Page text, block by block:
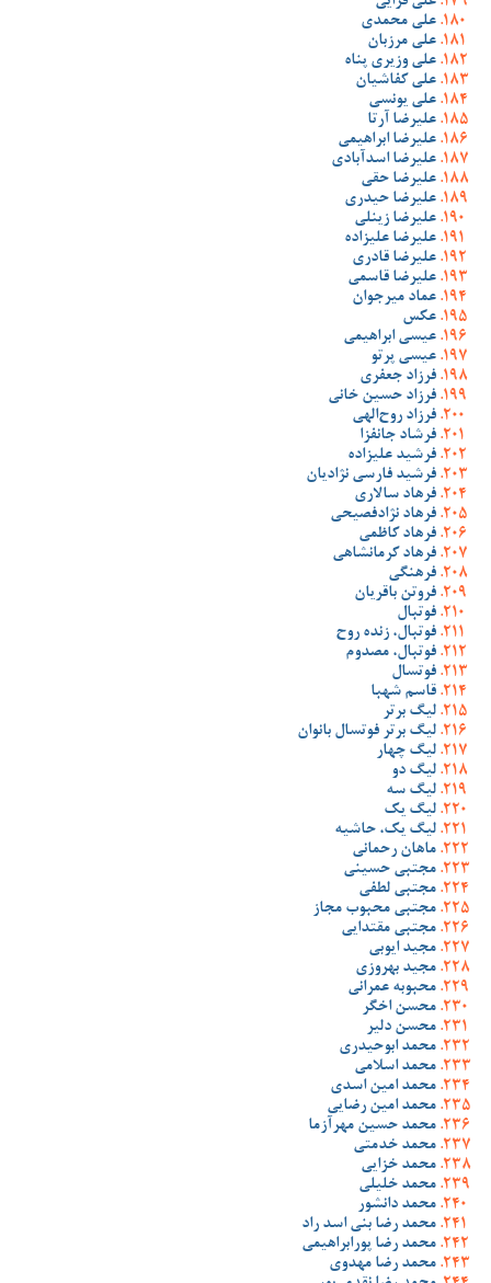
علی محمدی
علی مرزبان
علی وزیری پناه
علی کفاشیان
علی یونسی
علیرضا آرتا
علیرضا ابراهیمی
علیرضا اسدآبادی
علیرضا حقی
علیرضا حیدری
علیرضا زینلی
علیرضا علیزاده
علیرضا قادری
علیرضا قاسمی
عماد میرجوان
عکس
عیسی ابراهیمی
عیسی پرتو
فرزاد جعفری
فرزاد حسین خانی
فرزاد روح‌الهی
فرشاد جانفزا
فرشید علیزاده
فرشید فارسی نژادیان
فرهاد سالاری
فرهاد نژادفصیحی
فرهاد کاظمی
فرهاد کرمانشاهی
فرهنگی
فروتن باقریان
فوتبال
فوتبال، زنده روح
فوتبال، مصدوم
فوتسال
قاسم شهبا
لیگ برتر
لیگ برتر فوتسال بانوان
لیگ چهار
لیگ دو
لیگ سه
لیگ یک
لیگ یک، حاشیه
ماهان رحمانی
مجتبی حسینی
مجتبی لطفی
مجتبی محبوب مجاز
مجتبی مقتدایی
مجید ایوبی
مجید بهروزی
محبوبه عمرانی
محسن اخگر
محسن دلیر
محمد ابوحیدری
محمد اسلامی
محمد امین اسدی
محمد امین رضایی
محمد حسین مهرآزما
محمد خدمتی
محمد خزایی
محمد خلیلی
محمد دانشور
محمد رضا بنی اسد راد
محمد رضا پورابراهیمی
محمد رضا مهدوی